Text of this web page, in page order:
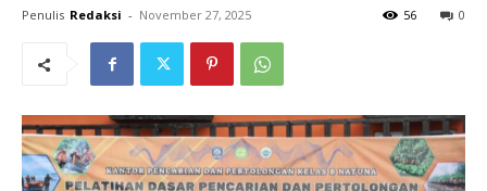
Penulis Redaksi - November 27, 2025 0
56